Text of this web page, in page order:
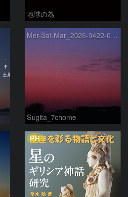
地球の為
Mer-Sat-Mar_2026-0422-0430
Sugita_7chome
PR